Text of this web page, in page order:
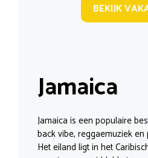
BEKIJK
Jamaica
Jamaica is een populaire
back vibe, reggaemuziek
Het eiland ligt in het